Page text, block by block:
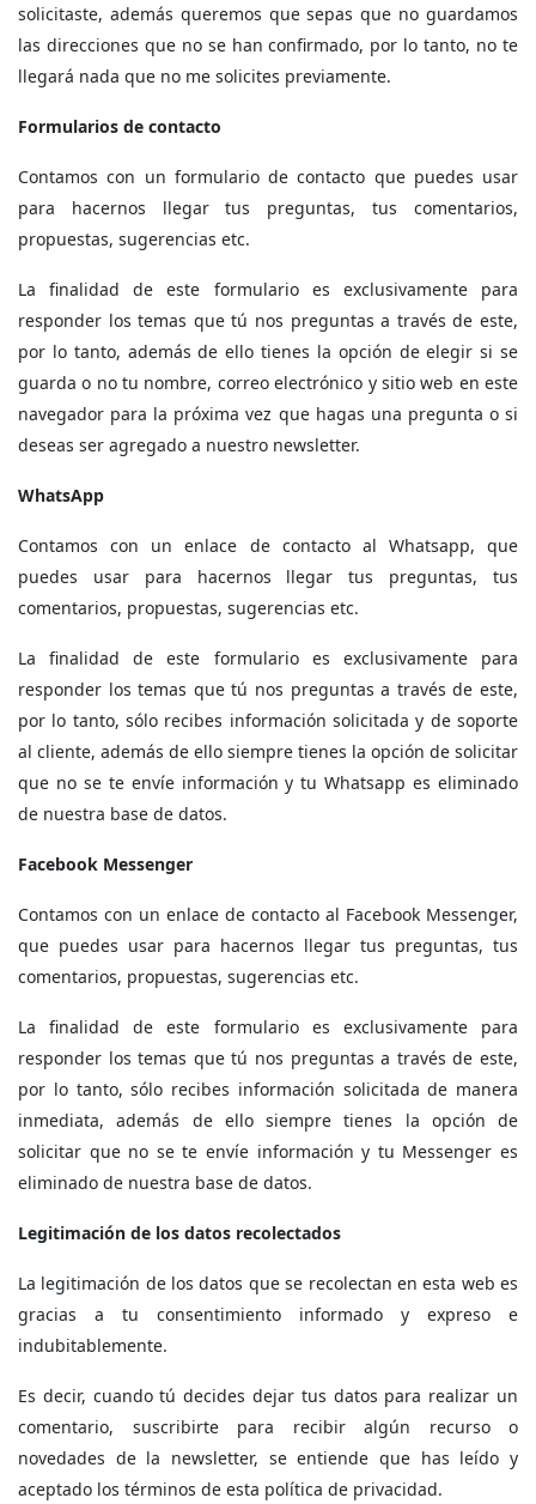
solicitaste, además queremos que sepas que no guardamos
las direcciones que no se han confirmado, por lo tanto, no te
llegará nada que no me solicites previamente.
Formularios de contacto
Contamos con un formulario de contacto que puedes usar
para hacernos llegar tus preguntas, tus comentarios,
propuestas, sugerencias etc.
La finalidad de este formulario es exclusivamente para
responder los temas que tú nos preguntas a través de este,
por lo tanto, además de ello tienes la opción de elegir si se
guarda o no tu nombre, correo electrónico y sitio web en este
navegador para la próxima vez que hagas una pregunta o si
deseas ser agregado a nuestro newsletter.
WhatsApp
Contamos con un enlace de contacto al Whatsapp, que
puedes usar para hacernos llegar tus preguntas, tus
comentarios, propuestas, sugerencias etc.
La finalidad de este formulario es exclusivamente para
responder los temas que tú nos preguntas a través de este,
por lo tanto, sólo recibes información solicitada y de soporte
al cliente, además de ello siempre tienes la opción de solicitar
que no se te envíe información y tu Whatsapp es eliminado
de nuestra base de datos.
Facebook Messenger
Contamos con un enlace de contacto al Facebook Messenger,
que puedes usar para hacernos llegar tus preguntas, tus
comentarios, propuestas, sugerencias etc.
La finalidad de este formulario es exclusivamente para
responder los temas que tú nos preguntas a través de este,
por lo tanto, sólo recibes información solicitada de manera
inmediata, además de ello siempre tienes la opción de
solicitar que no se te envíe información y tu Messenger es
eliminado de nuestra base de datos.
Legitimación de los datos recolectados
La legitimación de los datos que se recolectan en esta web es
gracias a tu consentimiento informado y expreso e
indubitablemente.
Es decir, cuando tú decides dejar tus datos para realizar un
comentario, suscribirte para recibir algún recurso o
novedades de la newsletter, se entiende que has leído y
aceptado los términos de esta política de privacidad.